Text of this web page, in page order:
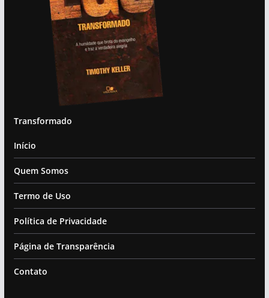
Transformado
Início
Quem Somos
Termo de Uso
Política de Privacidade
Página de Transparência
Contato